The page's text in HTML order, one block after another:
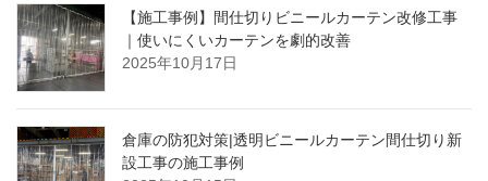
【施工事例】間仕切りビニールカーテン改修工事
｜使いにくいカーテンを劇的改善
2025年10月17日
倉庫の防犯対策|透明ビニールカーテン間仕切り新
設工事の施工事例